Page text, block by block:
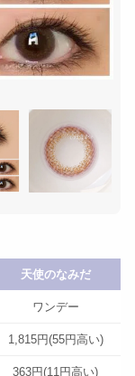
天使のなみだ
ワンデー
1,815円(55円高い)
363円(11円高い)